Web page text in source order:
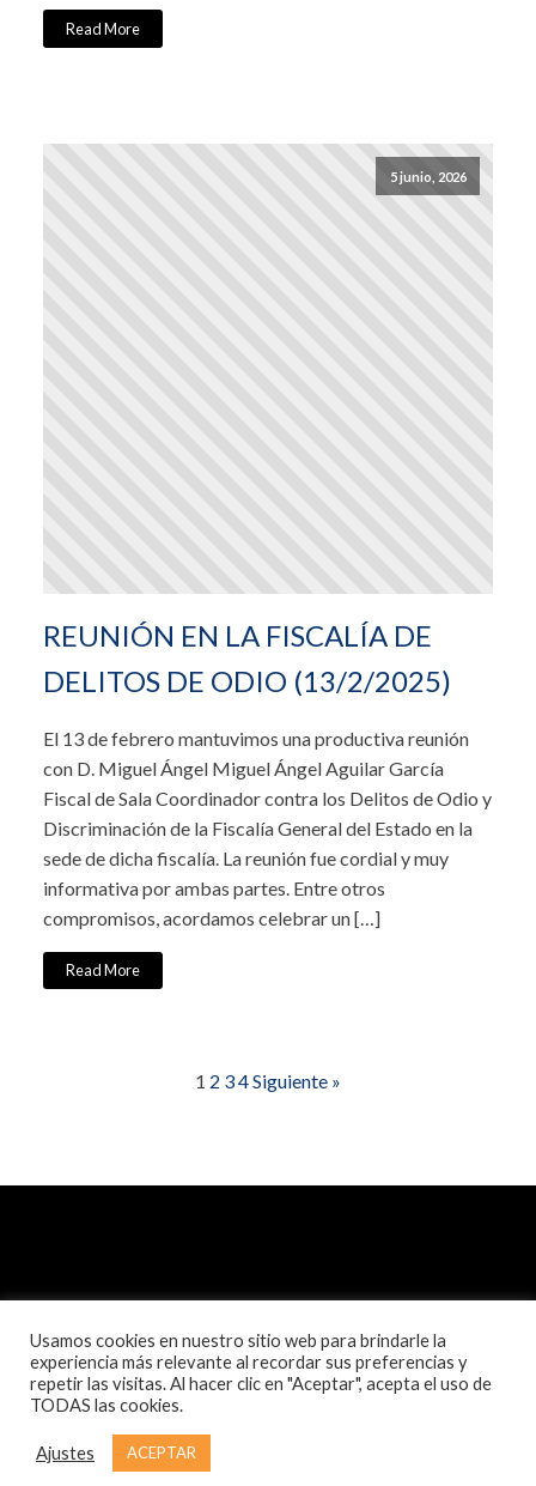
Read More
5 junio, 2026
REUNIÓN EN LA FISCALÍA DE
DELITOS DE ODIO (13/2/2025)
El 13 de febrero mantuvimos una productiva reunión
con D. Miguel Ángel Miguel Ángel Aguilar García
Fiscal de Sala Coordinador contra los Delitos de Odio y
Discriminación de la Fiscalía General del Estado en la
sede de dicha fiscalía. La reunión fue cordial y muy
informativa por ambas partes. Entre otros
compromisos, acordamos celebrar un […]
Read More
1 2 34Siguiente »
Usamos cookies en nuestro sitio web para brindarle la
experiencia más relevante al recordar sus preferencias y
repetir las visitas. Al hacer clic en "Aceptar", acepta el uso de
TODAS las cookies.
Ajustes ACEPTAR